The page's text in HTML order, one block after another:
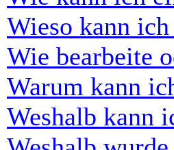
Wieso kann
Wie bearbeite
Warum kann
Weshalb kann